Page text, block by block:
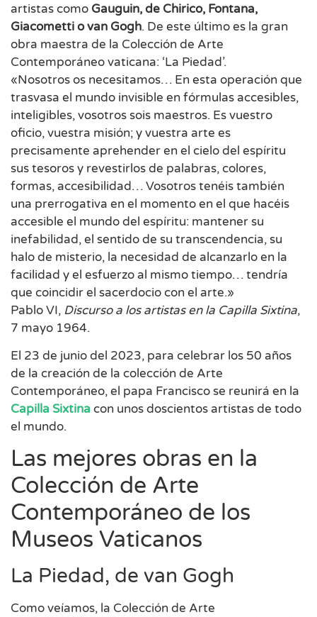
artistas como Gauguin, de Chirico, Fontana,
Giacometti o van Gogh. De este último es la gran
obra maestra de la Colección de Arte
Contemporáneo vaticana: ‘La Piedad’.
«Nosotros os necesitamos… En esta operación que
trasvasa el mundo invisible en fórmulas accesibles,
inteligibles, vosotros sois maestros. Es vuestro
oficio, vuestra misión; y vuestra arte es
precisamente aprehender en el cielo del espíritu
sus tesoros y revestirlos de palabras, colores,
formas, accesibilidad… Vosotros tenéis también
una prerrogativa en el momento en el que hacéis
accesible el mundo del espíritu: mantener su
inefabilidad, el sentido de su transcendencia, su
halo de misterio, la necesidad de alcanzarlo en la
facilidad y el esfuerzo al mismo tiempo… tendría
que coincidir el sacerdocio con el arte.»
Pablo VI, Discurso a los artistas en la Capilla Sixtina,
7 mayo 1964.
El 23 de junio del 2023, para celebrar los 50 años
de la creación de la colección de Arte
Contemporáneo, el papa Francisco se reunirá en la
Capilla Sixtina con unos doscientos artistas de todo
el mundo.
Las mejores obras en la
Colección de Arte
Contemporáneo de los
Museos Vaticanos
La Piedad, de van Gogh
Como veíamos, la Colección de Arte